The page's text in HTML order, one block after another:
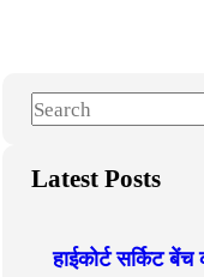
S
a
Latest Posts
हाईकोर्ट सर्किट